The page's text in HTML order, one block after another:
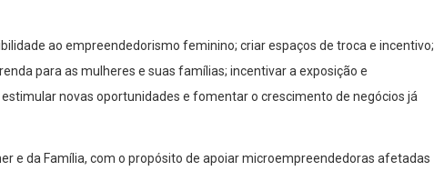
ao empreendedorismo feminino; criar espaços de troca e incentivo;
para as mulheres e suas famílias; incentivar a exposição e
novas oportunidades e fomentar o crescimento de negócios já
e da Família, com o propósito de apoiar microempreendedoras afetadas